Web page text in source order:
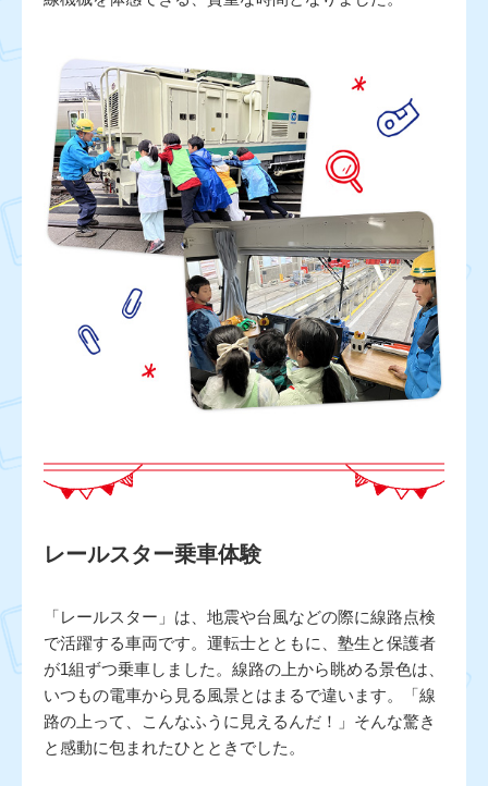
レールスター乗車体験
「レールスター」は、地震や台風などの際に線路点検
で活躍する車両です。運転士とともに、塾生と保護者
が1組ずつ乗車しました。線路の上から眺める景色は、
いつもの電車から見る風景とはまるで違います。「線
路の上って、こんなふうに見えるんだ！」そんな驚き
と感動に包まれたひとときでした。